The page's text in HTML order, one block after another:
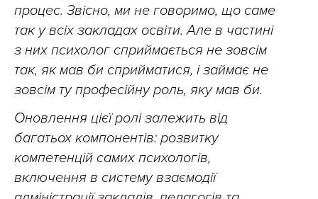
процес. Звісно, ми не говоримо, що саме
так у всіх закладах освіти. Але в частині
з них психолог сприймається не зовсім
так, як мав би сприйматися, і займає не
зовсім ту професійну роль, яку мав би.
Оновлення цієї ролі залежить від
багатьох компонентів: розвитку
компетенцій самих психологів,
включення в систему взаємодії